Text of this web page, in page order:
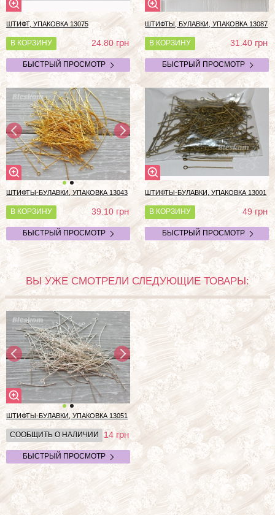
ШТИФТ, УПАКОВКА 13075
В КОРЗИНУ 24.80грн
БЫСТРЫЙ ПРОСМОТР
ШТИФТЫ, БУЛАВКИ, УПАКОВКА 13087
В КОРЗИНУ 31.40грн
БЫСТРЫЙ ПРОСМОТР
ШТИФТЫ-БУЛАВКИ, УПАКОВКА 13043
В КОРЗИНУ 39.10грн
БЫСТРЫЙ ПРОСМОТР
ШТИФТЫ-БУЛАВКИ, УПАКОВКА 13001
В КОРЗИНУ 49грн
БЫСТРЫЙ ПРОСМОТР
ВЫ УЖЕ СМОТРЕЛИ СЛЕДУЮЩИЕ ТОВАРЫ:
ШТИФТЫ-БУЛАВКИ, УПАКОВКА 13051
СООБЩИТЬ О НАЛИЧИИ 14грн
БЫСТРЫЙ ПРОСМОТР